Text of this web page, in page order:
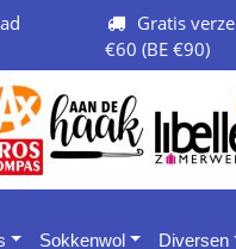
Gratis
€60 (BE €90)
Sokkenwol Diversen